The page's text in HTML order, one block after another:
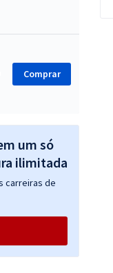
Comprar
um só
carreiras de